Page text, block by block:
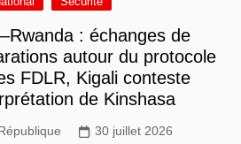
: échanges de
autour du protocole
FDLR, Kigali conteste
de Kinshasa
30 juillet 2026